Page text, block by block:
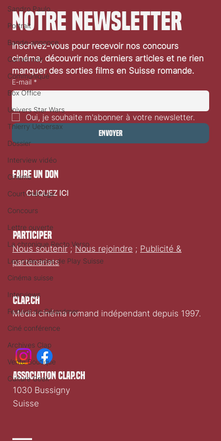
Sandro Paulo
Portrait
Bande-annonce
Carnet noir
Communiqué
Box Office
Univers Star Wars
Thierry Uebersax
Dossier
Interview vidéo
Cinéma
Court-métrage
Concours
Lettre ouverte
La chronique Recto Verso
Les collections de Play Suisse
Cinéma suisse
Interviews
Festival de Gérardmer
Ciné conférence
Archives Clap
Vente Boutique
Culture Geek
Festival de Locarno 2026: Wild at Heart
notre newsletter
Inscrivez-vous pour recevoir nos concours
cinéma, découvrir nos derniers articles et ne rien
manquer des sorties films en Suisse romande.
E-mail *
Oui, je souhaite m'abonner à votre newsletter.
Envoyer
Clap.ch
Média cinéma romand indépendant depuis 1997.
Participer
Nous soutenir;Nous rejoindre ; Publicité &
partenariats
faire un don
CLIQUEZ ICI
association clap.ch
1030 Bussigny
Suisse